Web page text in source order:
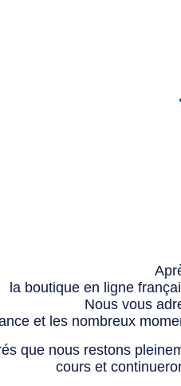
la boutique en ligne
Nous vous
et les nombreux
que nous restons
cours et